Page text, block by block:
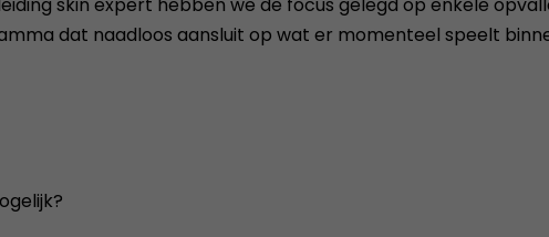
dat naadloos aansluit op wat er momenteel speelt